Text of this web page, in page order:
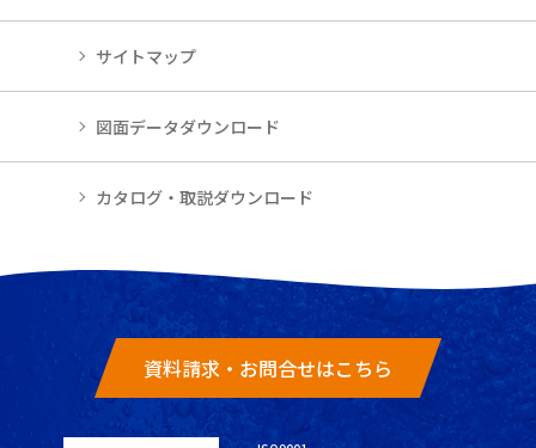
資料請求・お問合せはこちら
サイトマップ
図面データダウンロード
カタログ・取説ダウンロード